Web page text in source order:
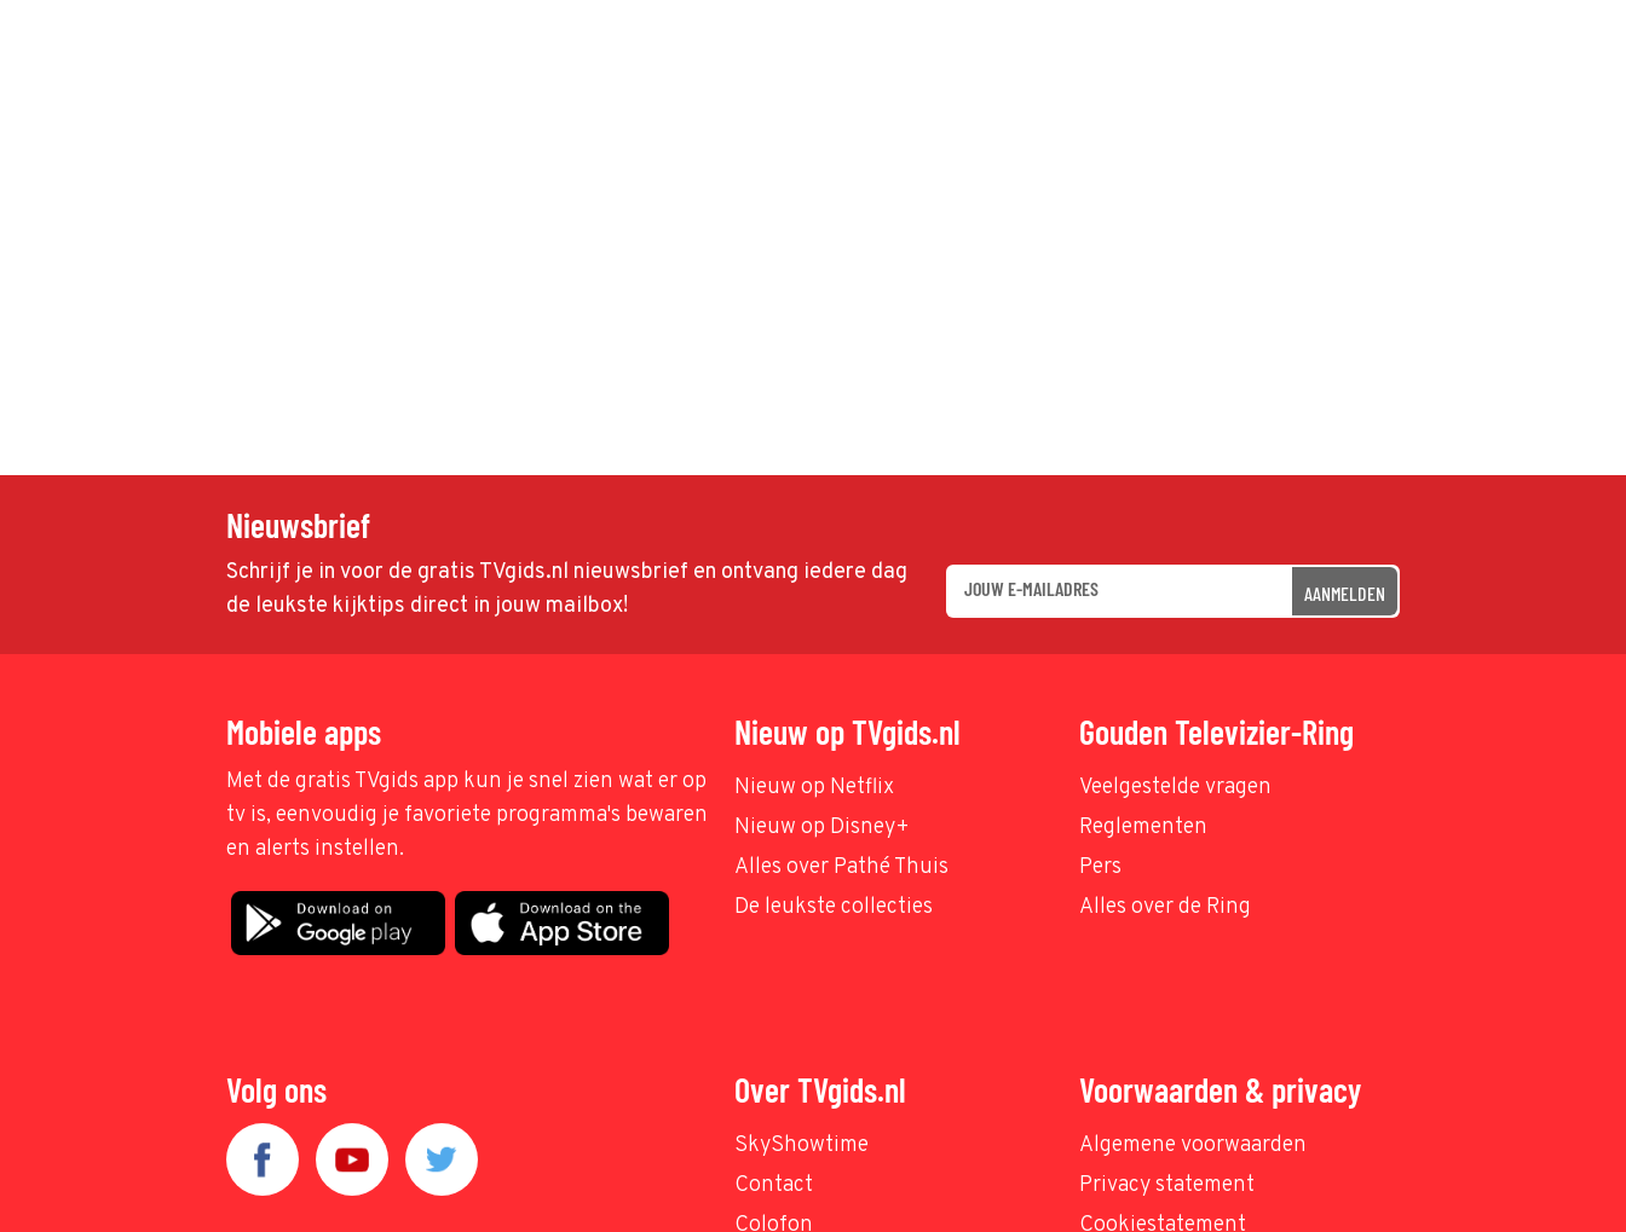
Nieuwsbrief
Schrijf je in voor de gratis TVgids.nl nieuwsbrief en ontvang iedere dag
de leukste kijktips direct in jouw mailbox!
AANMELDEN
Mobiele apps
Met de gratis TVgids app kun je snel zien wat er op
tv is, eenvoudig je favoriete programma's bewaren
en alerts instellen.
Nieuw op TVgids.nl
Nieuw op Netflix
Nieuw op Disney+
Alles over Pathé Thuis
De leukste collecties
Gouden Televizier-Ring
Veelgestelde vragen
Reglementen
Pers
Alles over de Ring
Volg ons Over TVgids.nl
SkyShowtime
Contact
Colofon
Voorwaarden & privacy
Algemene voorwaarden
Privacy statement
Cookiestatement